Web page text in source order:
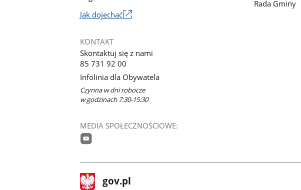
Jak dojechaćLink
nowym
oknie
KONTAKT
Skontaktuj się z nami
85 731 92 00
Infolinia dla Obywatela
Czynna w dni robocze
w godzinach 7:30-15:30
MEDIA SPOŁECZNOŚCIOWE:
Rada Gminy
stopka
gov.pl Strona
gov.pl